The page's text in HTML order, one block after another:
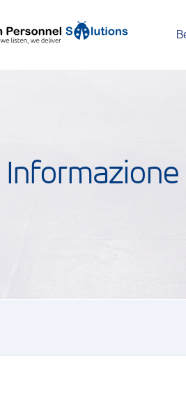
Informazione